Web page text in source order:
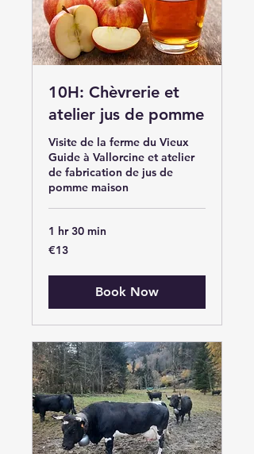
10H: Chèvrerie et
atelier jus de pomme
Visite de la ferme du Vieux
Guide à Vallorcine et atelier
de fabrication de jus de
pomme maison
1 hr 30 min
13
euros
€13
Book Now